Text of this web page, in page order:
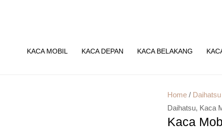
KACA MOBIL KACA DEPAN KACA BELAKANG
Home / Daihatsu
Daihatsu, Kaca
Kaca